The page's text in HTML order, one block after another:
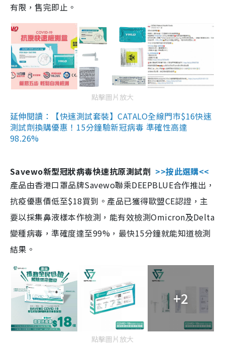
有限，售完即止。
點擊圖片放大
延伸閱讀：【快速測試套裝】CATALO全線門市$16快速
測試劑換購優惠！15分鐘驗新冠病毒 準確性高達
98.26%
Savewo新型冠狀病毒快速抗原測試劑 >>按此選購<<
產品由香港口罩品牌Savewo聯乘DEEPBLUE合作推出，
抗疫優惠價低至$18買到。產品已獲得歐盟CE認證，主
要以採集鼻液樣本作檢測，能有效檢測Omicron及Delta
變種病毒，準確度達至99%，最快15分鐘就能知道檢測
結果。
+2
點擊圖片放大